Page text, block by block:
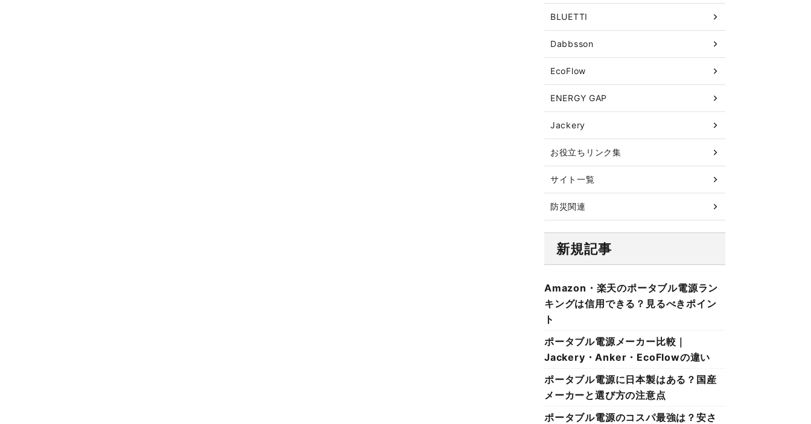
BLUETTI
Dabbsson
EcoFlow
ENERGY GAP
Jackery
お役立ちリンク集
サイト一覧
防災関連
新規記事
Amazon・楽天のポータブル電源ラン
キングは信用できる？見るべきポイン
ト
ポータブル電源メーカー比較｜
Jackery・Anker・EcoFlowの違い
ポータブル電源に日本製はある？国産
メーカーと選び方の注意点
ポータブル電源のコスパ最強は？安さ